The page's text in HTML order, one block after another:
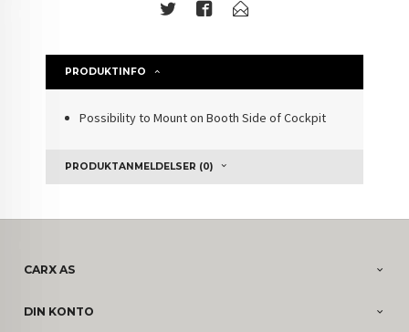
PRODUKTINFO
Possibility to Mount on Booth Side of Cockpit
PRODUKTANMELDELSER (0)
CARX AS
DIN KONTO